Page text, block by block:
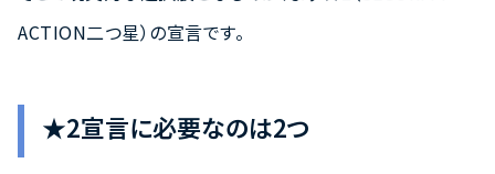
ACTION二つ星）の宣言です。
★2宣言に必要なのは2つ